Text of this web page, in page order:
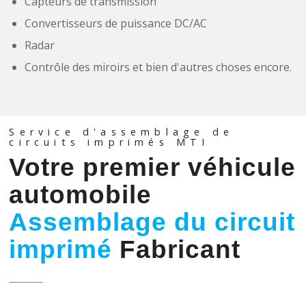
Convertisseurs de puissance DC/AC
Radar
Contrôle des miroirs et bien d'autres choses encore.
Service d'assemblage de
circuits imprimés MTI
Votre premier véhicule
automobile
Assemblage du circuit
imprimé Fabricant